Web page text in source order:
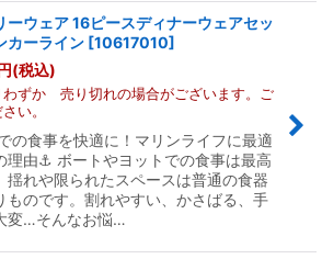
ーウェア 16ピースディナーウェアセッ
カーライン [10617010]
(税込)
わずか 売り切れの場合がございます。ご
い。
の食事を快適に！マリンライフに最適
理由⚓ ボートやヨットでの食事は最高
揺れや限られたスペースは普通の食器
ものです。割れやすい、かさばる、手
変…そんなお悩…